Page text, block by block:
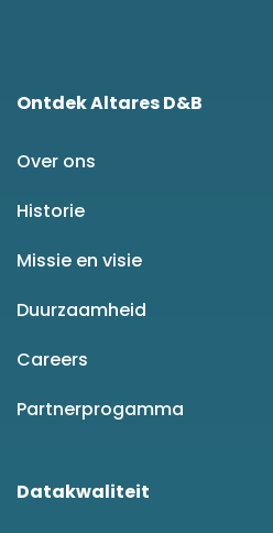
Ontdek Altares D&B
Over ons
Historie
Missie en visie
Duurzaamheid
Careers
Partnerprogamma
Datakwaliteit